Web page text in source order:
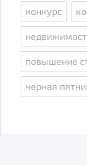
конкурс
повышение
черная